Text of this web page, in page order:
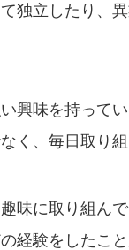
独立したり、
興味を持って
く、毎日取り
味に取り組ん
経験をしたこ